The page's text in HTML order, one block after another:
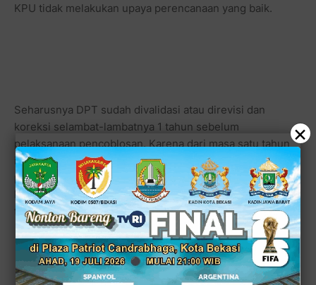
KPU tidak melakukan upaya perencanaan yang baik.
Seharusnya DPT sudah divalidasi atau direvisi dan
koreksi selambat-lambatnya 1 tahun sebelum
pelaksanaan pencoblosan. Karena dari masa satu tahun
itulah pihak pemerintah akan merencanakan
penganggaran untuk menggelontorkan dana kebutuhan
logistik yang jadi pekerjaan rumah KPU. Namun hal ini
tidak bisa direalisir oleh KPU.
×